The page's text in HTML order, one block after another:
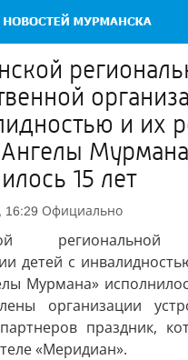
и их
15 лет
16:29 Официально
региональной
детей с
Мурмана»
организации
праздник,
«Меридиан».